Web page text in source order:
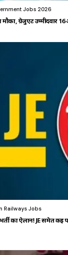
Jobs 2026
मौका, ग्रेजुएट उम्मीदवार
Railways Jobs
का ऐलान! JE समेत